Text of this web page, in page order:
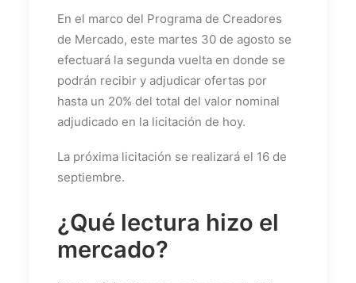
En el marco del Programa de Creadores
de Mercado, este martes 30 de agosto se
efectuará la segunda vuelta en donde se
podrán recibir y adjudicar ofertas por
hasta un 20% del total del valor nominal
adjudicado en la licitación de hoy.
La próxima licitación se realizará el 16 de
septiembre.
¿Qué lectura hizo el
mercado?